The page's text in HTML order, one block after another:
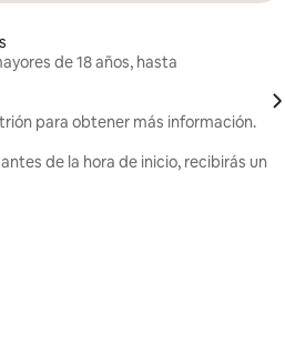
de 18 años, hasta
para obtener más información.
de la hora de inicio, recibirás un